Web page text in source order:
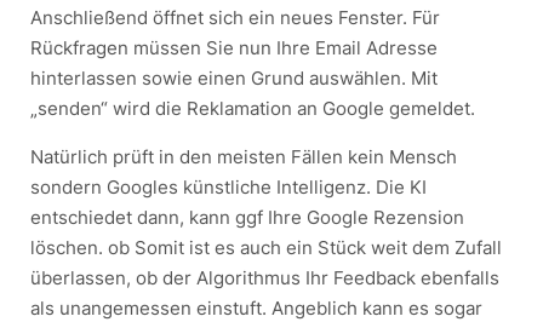
Anschließend öffnet sich ein neues Fenster. Für
Rückfragen müssen Sie nun Ihre Email Adresse
hinterlassen sowie einen Grund auswählen. Mit
„senden“ wird die Reklamation an Google gemeldet.
Natürlich prüft in den meisten Fällen kein Mensch
sondern Googles künstliche Intelligenz. Die KI
entschiedet dann, kann ggf Ihre Google Rezension
löschen. ob Somit ist es auch ein Stück weit dem Zufall
überlassen, ob der Algorithmus Ihr Feedback ebenfalls
als unangemessen einstuft. Angeblich kann es sogar